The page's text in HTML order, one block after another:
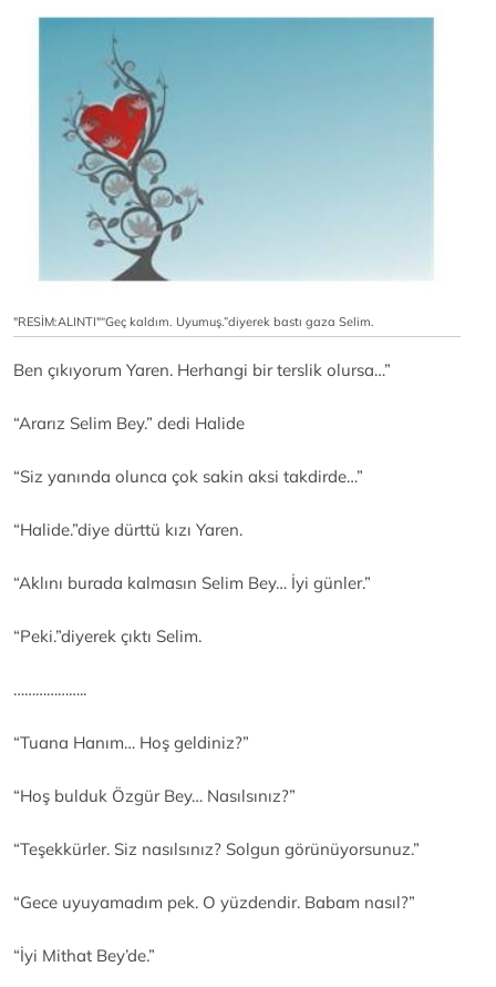
"RESİM:ALINTI"“Geç kaldım. Uyumuş.”diyerek bastı gaza Selim.
Ben çıkıyorum Yaren. Herhangi bir terslik olursa…”
“Ararız Selim Bey.” dedi Halide
“Siz yanında olunca çok sakin aksi takdirde…”
“Halide.”diye dürttü kızı Yaren.
“Aklını burada kalmasın Selim Bey… İyi günler.”
“Peki.”diyerek çıktı Selim.
………………..
“Tuana Hanım… Hoş geldiniz?”
“Hoş bulduk Özgür Bey… Nasılsınız?”
“Teşekkürler. Siz nasılsınız? Solgun görünüyorsunuz.”
“Gece uyuyamadım pek. O yüzdendir. Babam nasıl?”
“İyi Mithat Bey’de.”